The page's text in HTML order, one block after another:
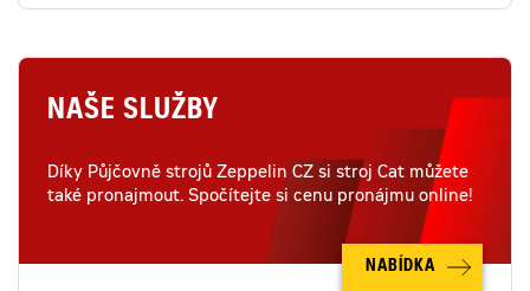
NAŠE SLUŽBY
Díky Půjčovně strojů Zeppelin CZ si stroj Cat můžete
také pronajmout. Spočítejte si cenu pronájmu online!
NABÍDKA